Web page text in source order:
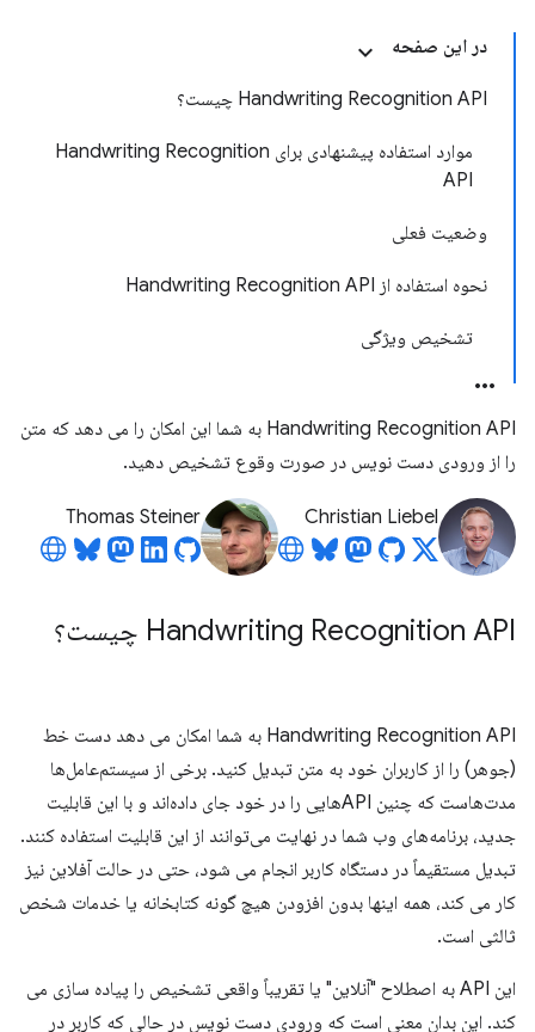
در این صفحه
Handwriting Recognition API چیست؟
موارد استفاده پیشنهادی برای Handwriting Recognition
API
وضعیت فعلی
نحوه استفاده از Handwriting Recognition API
تشخیص ویژگی
Handwriting Recognition API به شما این امکان را می دهد که متن
را از ورودی دست نویس در صورت وقوع تشخیص دهید.
Christian Liebel
Thomas Steiner
Handwriting Recognition API چیست؟
Handwriting Recognition API به شما امکان می دهد دست خط
(جوهر) را از کاربران خود به متن تبدیل کنید. برخی از سیستم‌عامل‌ها
مدت‌هاست که چنین APIهایی را در خود جای داده‌اند و با این قابلیت
جدید، برنامه‌های وب شما در نهایت می‌توانند از این قابلیت استفاده کنند.
تبدیل مستقیماً در دستگاه کاربر انجام می شود، حتی در حالت آفلاین نیز
کار می کند، همه اینها بدون افزودن هیچ گونه کتابخانه یا خدمات شخص
ثالثی است.
این API به اصطلاح "آنلاین" یا تقریباً واقعی تشخیص را پیاده سازی می
کند. این بدان معنی است که ورودی دست نویس در حالی که کاربر در